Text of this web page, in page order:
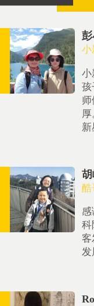
小
小
孩
新
酷
科
客
发